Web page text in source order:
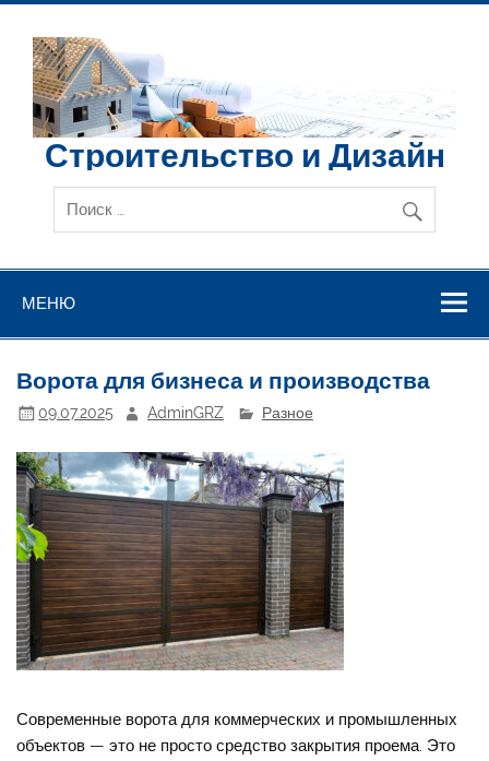
Перейти
содержимому
Строительство и Дизайн
МЕНЮ
Ворота для бизнеса и производства
09.07.2025 AdminGRZ Разное
Современные ворота для коммерческих и промышленных
объектов — это не просто средство закрытия проема. Это